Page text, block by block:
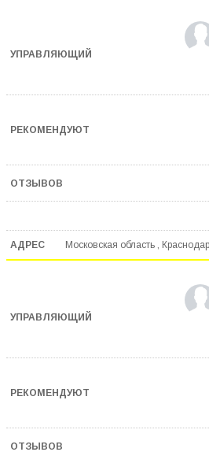
Московская область ,